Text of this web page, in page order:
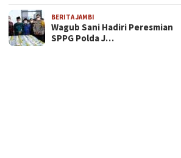
BERITA JAMBI
Wagub Sani Hadiri Peresmian
SPPG Polda J…